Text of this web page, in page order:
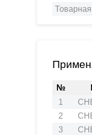
№
1
2
3